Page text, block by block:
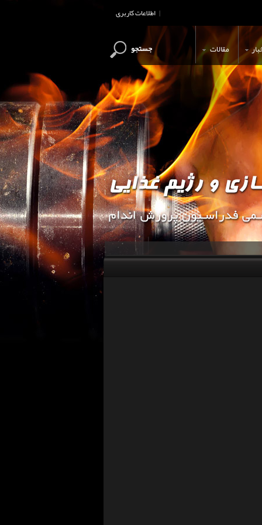
اطلاعات کاربری |
مقالات جستجو
این وب سایت جهت اطلاع رسانی و